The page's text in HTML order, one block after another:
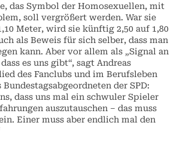
das Symbol der Homosexuellen, mit
soll vergrößert werden. War sie
Meter, wird sie künftig 2,50 auf 1,80
als Beweis für sich selber, dass man
kann. Aber vor allem als „Signal an
es uns gibt“, sagt Andreas
des Fanclubs und im Berufsleben
der SPD:
dass uns mal ein schwuler Spieler
auszutauschen – das muss
Einer muss aber endlich mal den